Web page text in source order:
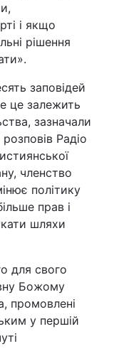
і якщо
рішення
заповідей
це залежить
зазначали
Радіо
членство
політику
прав і
шляхи
для свого
Божому
промовлені
у першій